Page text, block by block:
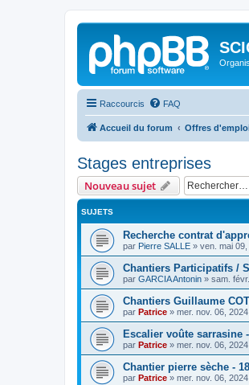
Raccourcis FAQ
Accueil du forum Offres
Stages entreprises
Nouveau sujet
SUJETS
Recherche contrat
par Pierre SALLE » ven. mai
Chantiers Participatifs /
par GARCIA Antonin » sam.
Chantiers Guillaume
par Patrice » mer. nov. 06,
Escalier voûte sarrasine
par Patrice » mer. nov. 06,
Chantier pierre sèche -
par Patrice » mer. nov. 06,